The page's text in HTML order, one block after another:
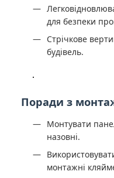
для безпеки
Стрічкове
будівель.
Поради з
Монтувати
назовні.
монтажні